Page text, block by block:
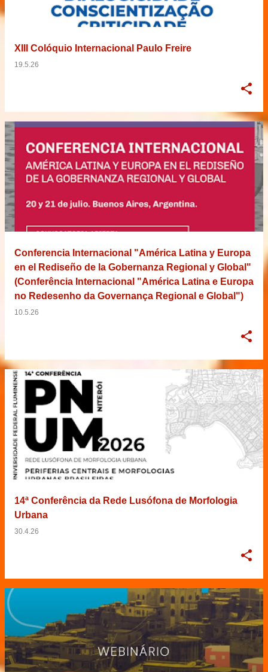
XIII Colóquio Internacional Paulo Freire
19.5.26
Conferencia Internacional "América Latina y Europa
en el Rediseño de la Gobernanza Regional y Global"
(Conferência Internacional "América Latina e Europa
no Redesenho da Governança Regional e Global")
10.5.26
14ª Conferência da Rede Lusófona de Morfologia
Urbana
30.4.26